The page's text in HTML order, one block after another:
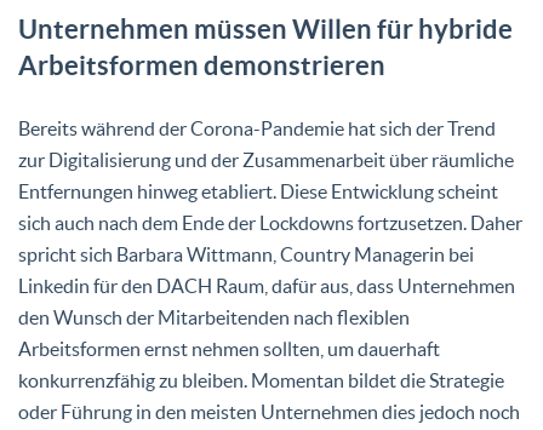
Unternehmen müssen Willen für hybride
Arbeitsformen demonstrieren
Bereits während der Corona-Pandemie hat sich der Trend
zur Digitalisierung und der Zusammenarbeit über räumliche
Entfernungen hinweg etabliert. Diese Entwicklung scheint
sich auch nach dem Ende der Lockdowns fortzusetzen. Daher
spricht sich Barbara Wittmann, Country Managerin bei
Linkedin für den DACH Raum, dafür aus, dass Unternehmen
den Wunsch der Mitarbeitenden nach flexiblen
Arbeitsformen ernst nehmen sollten, um dauerhaft
konkurrenzfähig zu bleiben. Momentan bildet die Strategie
oder Führung in den meisten Unternehmen dies jedoch noch